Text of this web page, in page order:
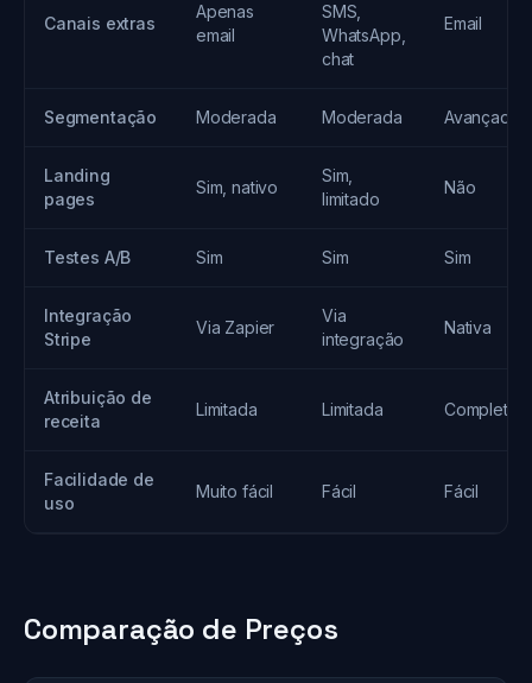
Canais extras
Apenas
email
SMS,
WhatsApp,
chat
Email
Segmentação Moderada Moderada Avançada
Landing
pages
Sim, nativo
Sim,
limitado
Não
Testes A/B Sim Sim Sim
Integração
Stripe
Via Zapier
Via
integração
Nativa
Atribuição de
receita
Limitada Limitada Completa
Facilidade de
uso
Muito fácil Fácil Fácil
Comparação de Preços